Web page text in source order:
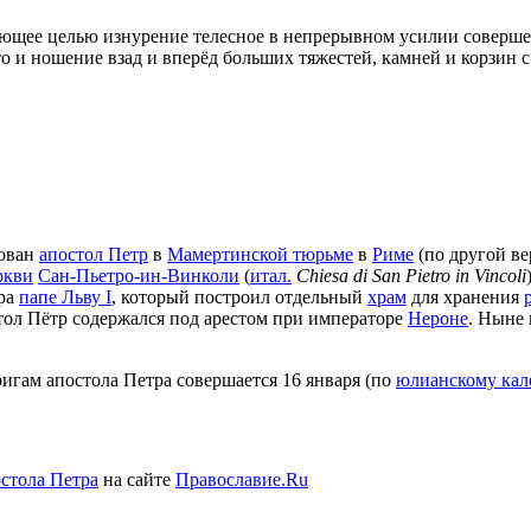
целью изнурение телесное в непрерывном усилии
и ношение взад и вперёд больших тяжестей, камней и
апостол Петр в Мамертинской тюрьме в Риме (по другой
Сан-Пьетро-ин-Винколи (итал. Chiesa di San Pietro in Vincoli
папе Льву I, который построил отдельный храм для хранения
Пётр содержался под арестом при императоре Нероне. Ныне
апостола Петра совершается 16 января (по юлианскому
Петра на сайте Православие.Ru